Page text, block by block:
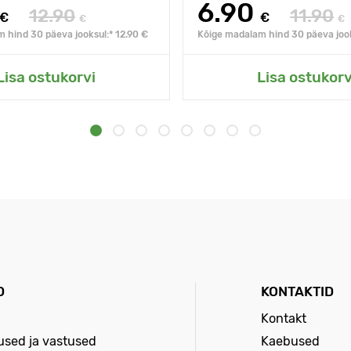
€ 12.90 €
hind 30 päeva jooksul:* 12.90 €
ostukorvi
6.90 € 11.90 €
Kõige madalam hind 30 päeva
Lisa
ja vastused
KONTAKTID
Kontakt
Kaebused